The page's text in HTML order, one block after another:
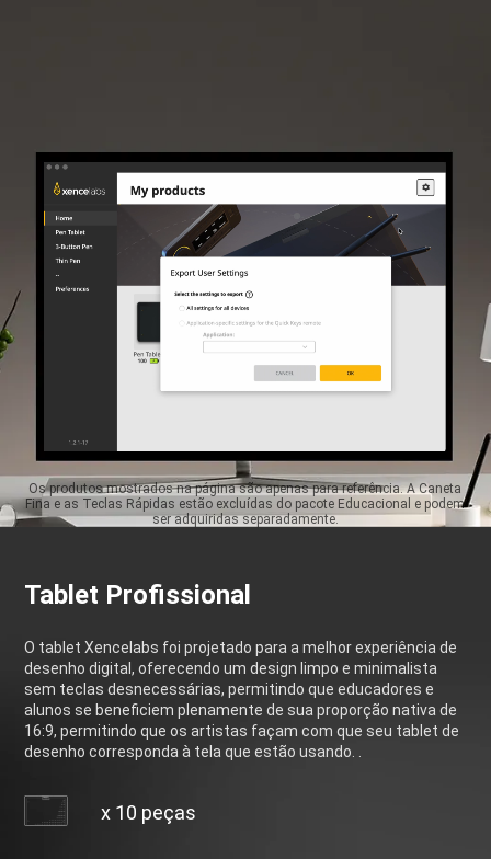
Os produtos mostrados na página são apenas para referência. A Caneta
Fina e as Teclas Rápidas estão excluídas do pacote Educacional e podem
ser adquiridas separadamente.
Tablet Profissional
O tablet Xencelabs foi projetado para a melhor experiência de
desenho digital, oferecendo um design limpo e minimalista
sem teclas desnecessárias, permitindo que educadores e
alunos se beneficiem plenamente de sua proporção nativa de
16:9, permitindo que os artistas façam com que seu tablet de
desenho corresponda à tela que estão usando. .
x 10 peças